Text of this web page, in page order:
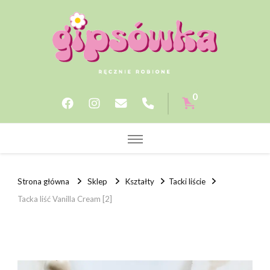
Gipsowka.store 0
Strona główna Sklep Kształty
Tacki liście
Tacka liść Vanilla Cream [2]